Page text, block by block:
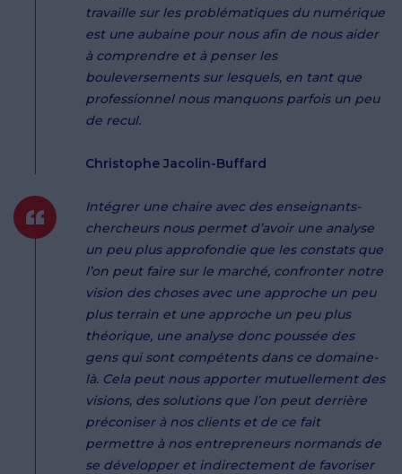
travaille sur les problématiques du numérique
est une aubaine pour nous afin de nous aider
à comprendre et à penser les
bouleversements sur lesquels, en tant que
professionnel nous manquons parfois un peu
de recul.
Christophe Jacolin-Buffard
Intégrer une chaire avec des enseignants-
chercheurs nous permet d’avoir une analyse
un peu plus approfondie que les constats que
l’on peut faire sur le marché, confronter notre
vision des choses avec une approche un peu
plus terrain et une approche un peu plus
théorique, une analyse donc poussée des
gens qui sont compétents dans ce domaine-
là. Cela peut nous apporter mutuellement des
visions, des solutions que l’on peut derrière
préconiser à nos clients et de ce fait
permettre à nos entrepreneurs normands de
se développer et indirectement de favoriser